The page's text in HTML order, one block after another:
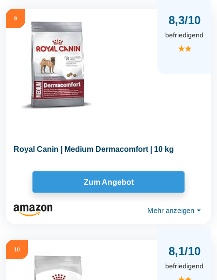
9 8,3/10
befriedigend
★★
Royal Canin | Medium Dermacomfort | 10 kg
Zum Angebot
Mehr anzeigen ⏷
10 8,1/10
befriedigend